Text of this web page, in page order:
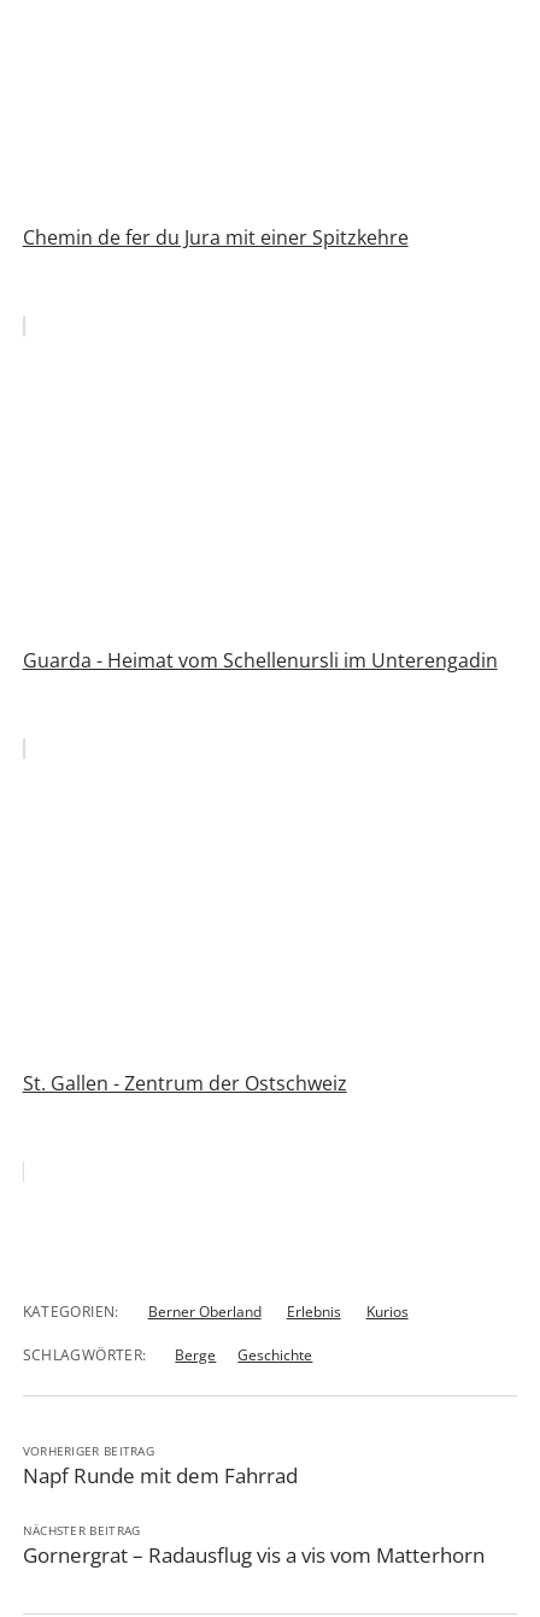
Chemin de fer du Jura mit einer Spitzkehre
Guarda - Heimat vom Schellenursli im Unterengadin
St. Gallen - Zentrum der Ostschweiz
KATEGORIEN: Berner Oberland Erlebnis Kurios
SCHLAGWÖRTER: Berge Geschichte
VORHERIGER BEITRAG
Napf Runde mit dem Fahrrad
NÄCHSTER BEITRAG
Gornergrat – Radausflug vis a vis vom Matterhorn